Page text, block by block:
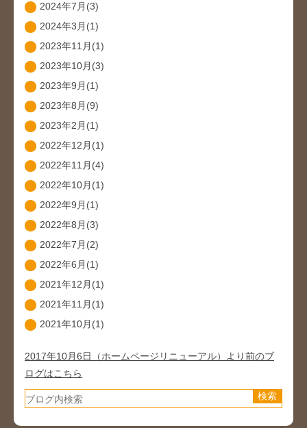
2024年7月(3)
2024年3月(1)
2023年11月(1)
2023年10月(3)
2023年9月(1)
2023年8月(9)
2023年2月(1)
2022年12月(1)
2022年11月(4)
2022年10月(1)
2022年9月(1)
2022年8月(3)
2022年7月(2)
2022年6月(1)
2021年12月(1)
2021年11月(1)
2021年10月(1)
2017年10月6日（ホームページリニューアル）より前のブ
ログはこちら